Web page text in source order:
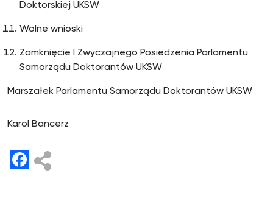
Doktorskiej UKSW
Wolne wnioski
Zamknięcie I Zwyczajnego Posiedzenia Parlamentu
Samorządu Doktorantów UKSW
Marszałek Parlamentu Samorządu Doktorantów UKSW
Karol Bancerz
Facebook